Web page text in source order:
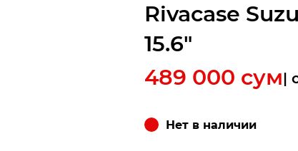
Rivacase
15.6"
489 000 сум|
Нет в наличии